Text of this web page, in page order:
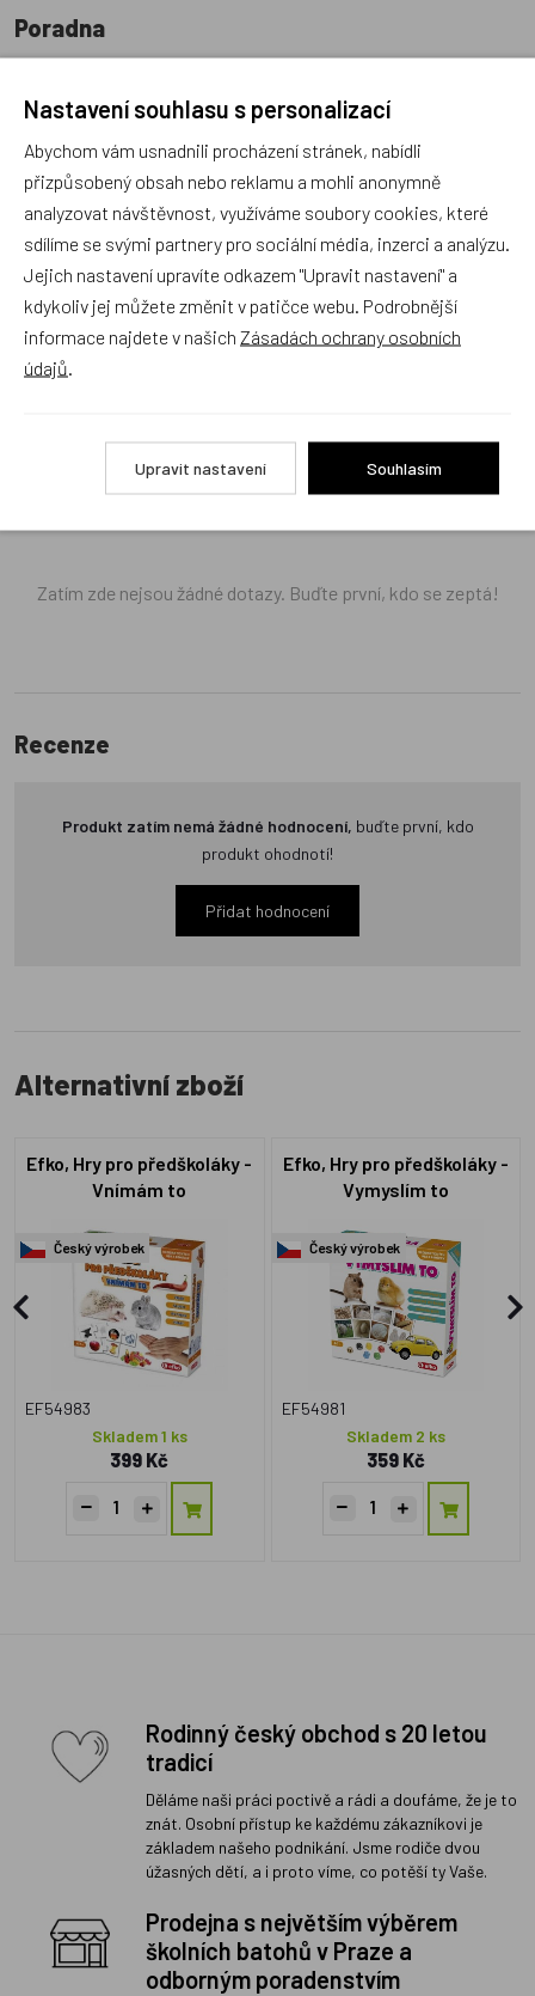
Poradna
Náš sortiment dokonale známe a rádi Vám poradíme
s výběrem (Po–Pá, 10–17 hod).
Jsme tu vždy rádi pro Vás! Váš rodinný obchod
Dráček.cz
Položit dotaz
odrážejí výhradně názory a stanoviska zákazníků. Provozovatel
e-shopu Dráček.cz texty zákazníků předem neschvaluje ani
Zatím zde nejsou žádné dotazy. Buďte první, kdo se zeptá!
Recenze
Produkt zatím nemá žádné hodnocení, buďte první, kdo
produkt ohodnotí!
Přidat hodnocení
Alternativní zboží
Efko, Hry pro předškoláky -
Vnímám to
Český výrobek
EF54983
Skladem 1 ks
399 Kč
Efko, Hry pro předškoláky -
Vymyslím to
Český výrobek
EF54981
Skladem 2 ks
359 Kč
Rodinný český obchod s 20 letou
tradicí
Děláme naši práci poctivě a rádi a doufáme, že je to
znát. Osobní přístup ke každému zákazníkovi je
základem našeho podnikání. Jsme rodiče dvou
úžasných dětí, a i proto víme, co potěší ty Vaše.
Prodejna s největším výběrem
školních batohů v Praze a
odborným poradenstvím
Nastavení souhlasu s personalizací
Abychom vám usnadnili procházení stránek, nabídli
přizpůsobený obsah nebo reklamu a mohli anonymně
analyzovat návštěvnost, využíváme soubory cookies, které
sdílíme se svými partnery pro sociální média, inzerci a analýzu.
Jejich nastavení upravíte odkazem "Upravit nastavení" a
kdykoliv jej můžete změnit v patičce webu. Podrobnější
informace najdete v našich Zásadách ochrany osobních
údajů
Upravit nastavení Souhlasím